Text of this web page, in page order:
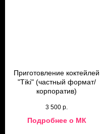
Приготовление коктейлей
"Тiki" (частный формат/
корпоратив)
3 500 р.
Подробнее о МК